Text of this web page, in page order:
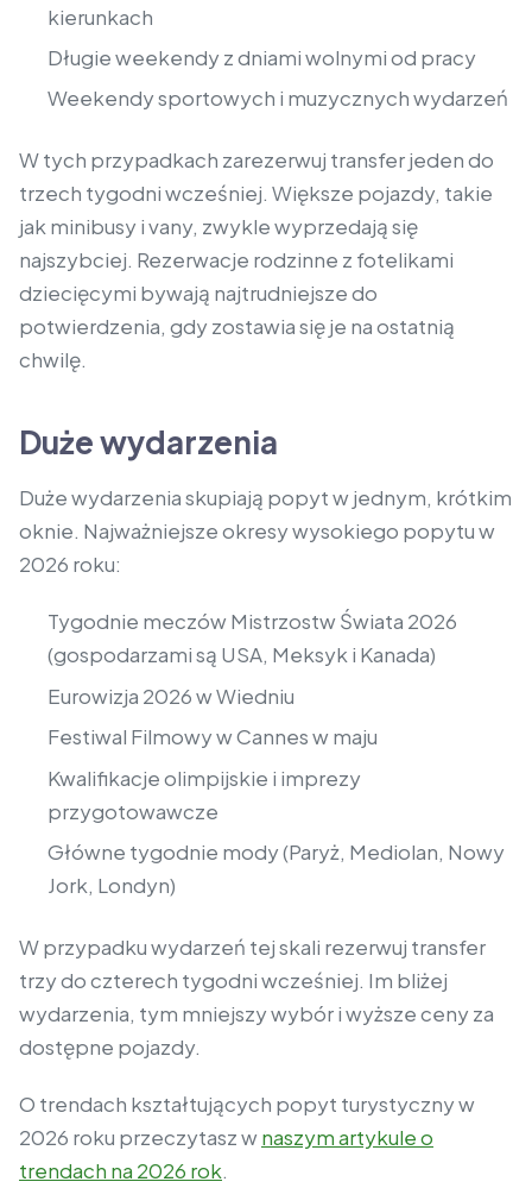
kierunkach
Długie weekendy z dniami wolnymi od pracy
Weekendy sportowych i muzycznych wydarzeń
W tych przypadkach zarezerwuj transfer jeden do
trzech tygodni wcześniej. Większe pojazdy, takie
jak minibusy i vany, zwykle wyprzedają się
najszybciej. Rezerwacje rodzinne z fotelikami
dziecięcymi bywają najtrudniejsze do
potwierdzenia, gdy zostawia się je na ostatnią
chwilę.
Duże wydarzenia
Duże wydarzenia skupiają popyt w jednym, krótkim
oknie. Najważniejsze okresy wysokiego popytu w
2026 roku:
Tygodnie meczów Mistrzostw Świata 2026
(gospodarzami są USA, Meksyk i Kanada)
Eurowizja 2026 w Wiedniu
Festiwal Filmowy w Cannes w maju
Kwalifikacje olimpijskie i imprezy
przygotowawcze
Główne tygodnie mody (Paryż, Mediolan, Nowy
Jork, Londyn)
W przypadku wydarzeń tej skali rezerwuj transfer
trzy do czterech tygodni wcześniej. Im bliżej
wydarzenia, tym mniejszy wybór i wyższe ceny za
dostępne pojazdy.
O trendach kształtujących popyt turystyczny w
2026 roku przeczytasz wnaszym artykule o
trendach na 2026 rok.